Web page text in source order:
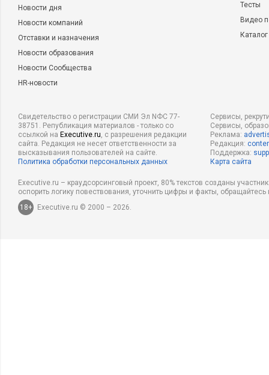
Новости дня
Новости компаний
Отставки и назначения
Новости образования
Новости Сообщества
HR-новости
Тесты
Видео
Свидетельство о регистрации СМИ Эл NФС 77-
38751. Републикация материалов - только со
ссылкой на Executive.ru, с разрешения редакции
сайта. Редакция не несет ответственности за
высказывания пользователей на сайте.
Политика обработки персональных данных
Сервисы,
Сервисы,
Реклама:
Редакция:
Поддержка:
Карта сайта
Executive.ru – краудсорсинговый проект, 80% текстов созданы
оспорить логику повествования, уточнить цифры и факты,
18+
Executive.ru © 2000 – 2026.